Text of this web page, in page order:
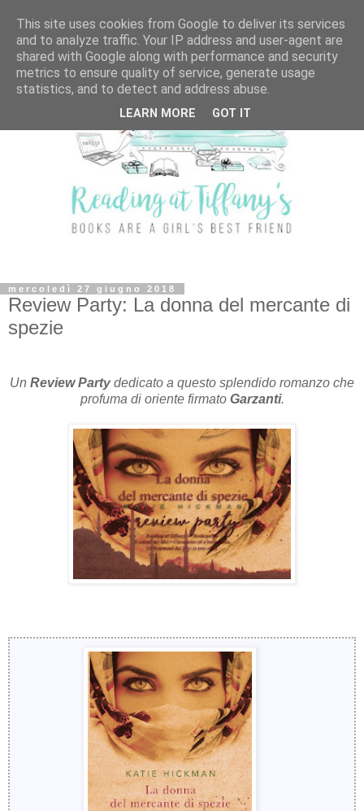
mercoledì 27 giugno 2018
Review Party: La donna del mercante di
spezie
Un Review Partydedicato a questo splendido romanzo che
profuma di oriente firmato Garzanti.
This site uses cookies from Google to deliver its services
and to analyze traffic. Your IP address and user-agent are
shared with Google along with performance and security
metrics to ensure quality of service, generate usage
statistics, and to detect and address abuse.
LEARN MORE GOT IT